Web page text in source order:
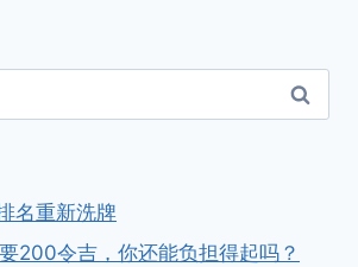
名重新洗牌
200令吉，你还能负担得起吗？